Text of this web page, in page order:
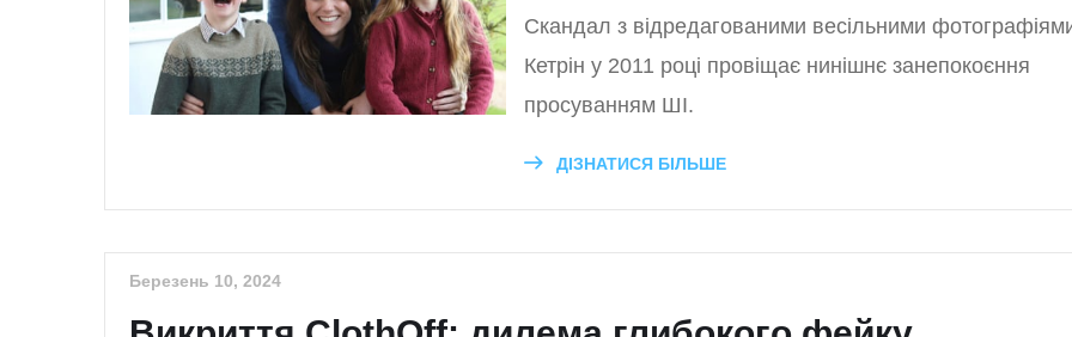
Скандал з відредагованими весільними
Кетрін у 2011 році провіщає нинішнє занепокоєння
просуванням ШІ.
ДІЗНАТИСЯ БІЛЬШЕ
Березень 10, 2024